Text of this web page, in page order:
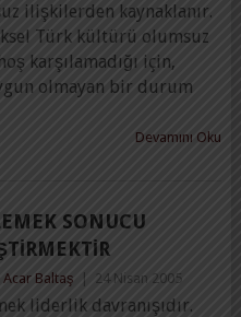
ilişkilerden kaynaklanır.
Türk kültürü olumsuz
karşılamadığı için,
olmayan bir durum
Devamını Oku
SONUCU
Baltaş 24 Nisan 2005
liderlik davranışıdır.